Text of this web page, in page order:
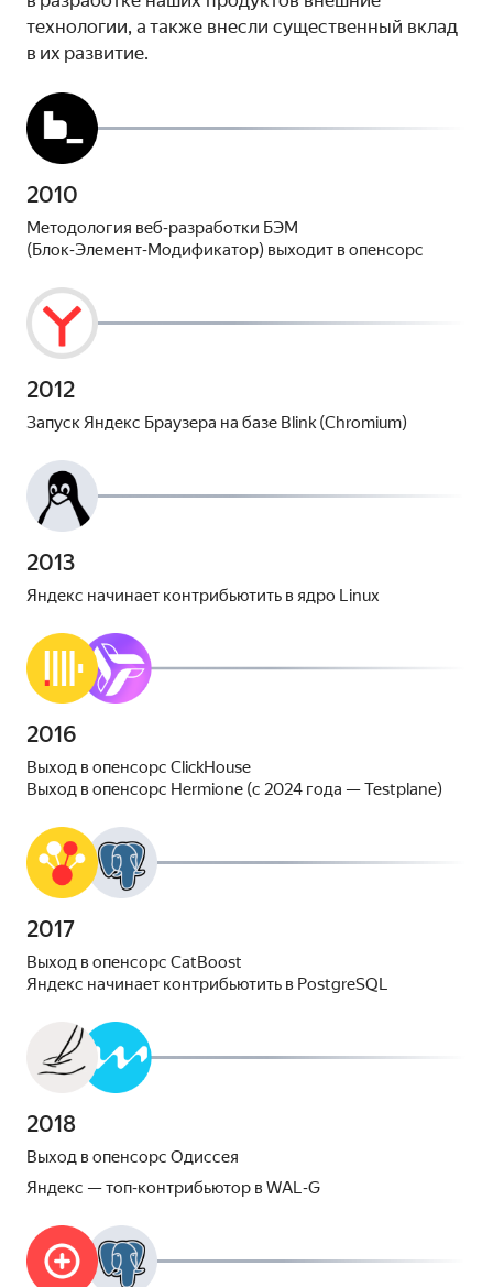
технологии, а также внесли существенный вклад
в их развитие.
2010
Методология веб‑разработки БЭМ
(Блок‑Элемент‑Модификатор) выходит в опенсорс
2012
Запуск Яндекс Браузера на базе Blink (Chromium)
2013
Яндекс начинает контрибьютить в ядро Linux
2016
Выход в опенсорс ClickHouse
Выход в опенсорс Hermione (с 2024 года — Testplane)
2017
Выход в опенсорс CatBoost
Яндекс начинает контрибьютить в PostgreSQL
2018
Выход в опенсорс Одиссея
Яндекс — топ‑контрибьютор в WAL‑G